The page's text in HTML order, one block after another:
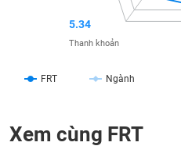
FRT Ngành
5.34
Thanh khoản
Xem cùng FRT
DỊCH